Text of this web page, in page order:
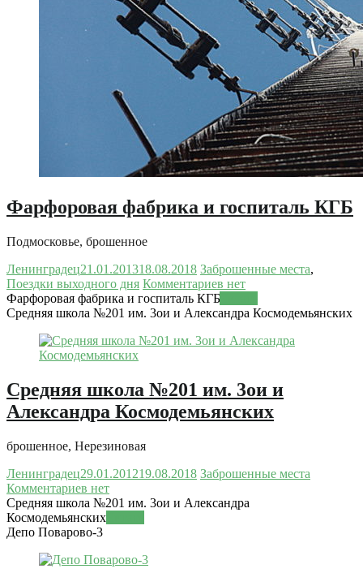
Фарфоровая фабрика и госпиталь КГБ
Подмосковье, брошенное
Ленинградец21.01.201318.08.2018 Заброшенные места,
Поездки выходного дня Комментариев нет
Фарфоровая фабрика и госпиталь КГБ
Средняя школа №201 им. 3ои и Александра Космодемьянских
Средняя школа №201 им. 3ои и
Александра Космодемьянских
брошенное, Нерезиновая
Ленинградец29.01.201219.08.2018 Заброшенные места
Комментариев нет
Средняя школа №201 им. 3ои и Александра
Космодемьянских
Депо Поварово-3